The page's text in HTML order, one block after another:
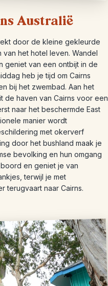
Australië
door de kleine gekleurde
het hotel leven. Wandel
geniet van een ontbijt in de
heb je tijd om Cairns
bij het zwembad. Aan het
de haven van Cairns voor een
naar het beschermde East
manier wordt
met okerverf
door het bushland maak je
bevolking en hun omgang
en geniet je van
terwijl je met
terugvaart naar Cairns.